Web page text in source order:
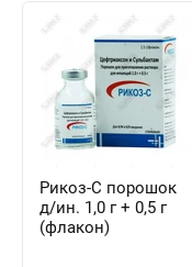
Рикоз-С порошок
д/ин. 1,0 г + 0,5 г
(флакон)